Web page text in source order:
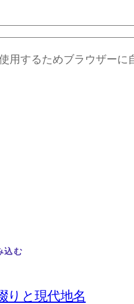
用するためブラウザー
込む
りと現代地名